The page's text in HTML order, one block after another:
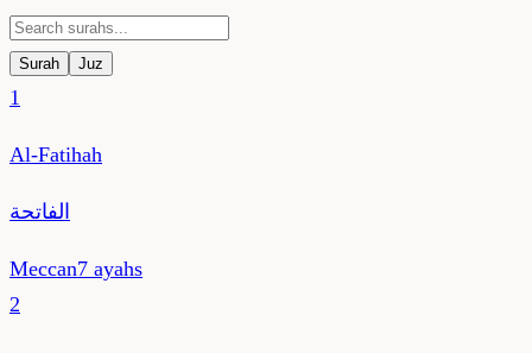
Surah Juz
1
Al-Fatihah
الفاتحة
Meccan7 ayahs
2